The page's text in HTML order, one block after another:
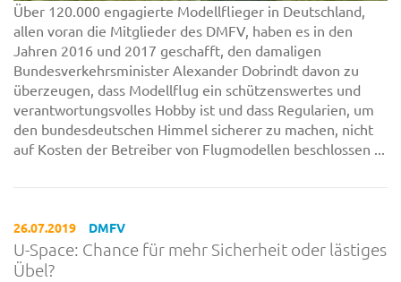
Über 120.000 engagierte Modellflieger in Deutschland,
allen voran die Mitglieder des DMFV, haben es in den
Jahren 2016 und 2017 geschafft, den damaligen
Bundesverkehrsminister Alexander Dobrindt davon zu
überzeugen, dass Modellflug ein schützenswertes und
verantwortungsvolles Hobby ist und dass Regularien, um
den bundesdeutschen Himmel sicherer zu machen, nicht
auf Kosten der Betreiber von Flugmodellen beschlossen ...
26.07.2019 DMFV
U-Space: Chance für mehr Sicherheit oder lästiges
Übel?